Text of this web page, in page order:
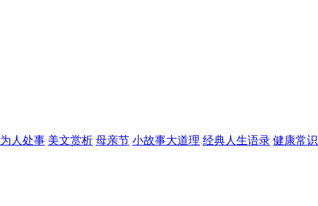
为人处事 美文赏析 母亲节 小故事大道理 经典人生语录 健康常识